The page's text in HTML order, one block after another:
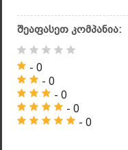
შეაფასეთ კომპანია:
- 0
- 0
- 0
- 0
- 0